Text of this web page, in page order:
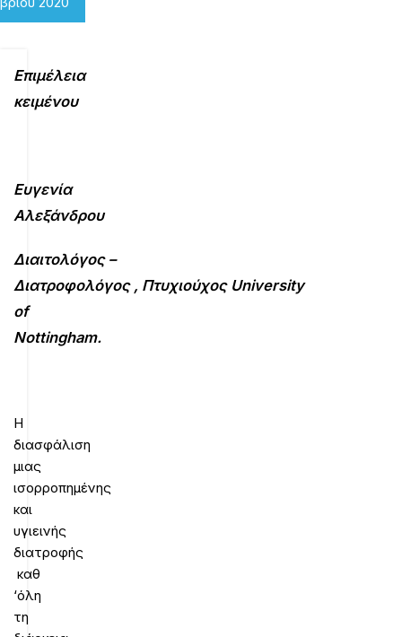
Επιμέλεια
κειμένου
Ευγενία
Αλεξάνδρου
Διαιτολόγος–
Διατροφολόγος , ΠτυχιούχοςUniversity
of
Nottingham.
Η
διασφάλιση
μιας
ισορροπημένης
και
υγιεινής
διατροφής
καθ
‘όλη
τη